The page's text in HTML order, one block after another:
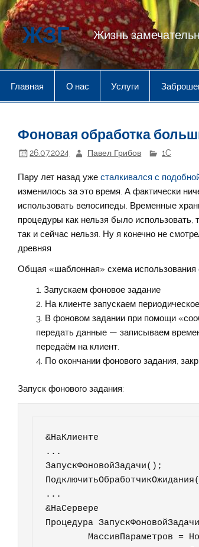
Перейти
к
содержимому
ЖЗГ Жизнь
Главная О нас Услуги
Фоновая обработка
26.07.2024 Павел Грибов 1C
Пару лет назад ужесталкивался с
изменилось за это время. А фактически
использовать велосипеды. Временные
процедуры как нельзя было использовать,
так и сейчас нельзя. Ну я конечно не
древняя
Общая «шаблонная» схема
Запускаем фоновое задание
На клиенте запускаем
В фоновом задании при помощи
передать данные — записываем
передаём на клиент.
По окончании фонового задания,
Запуск фонового задания:
&НаКлиенте
...
ЗапускФоновойЗадачи();
...
&НаСервере
Процедура